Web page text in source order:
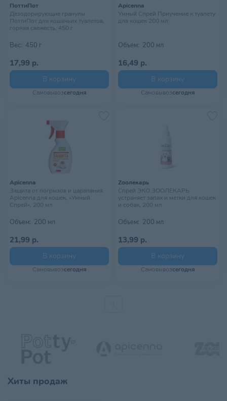
ПоттиПот
Дезодорирующие гранулы
ПоттиПот для кошачьих туалетов,
горная свежесть, 450 г
Вес: 450 г
17,99 р.
В корзину
Самовывозсегодня
Apicenna
Умный Спрей Приучение к туалету
для кошек 200 мл
Объем: 200 мл
16,49 р.
В корзину
Самовывозсегодня
Apicenna
Защита от погрызов и царапания
Apicenna для кошек, «Умный
Спрей», 200 мл
Объем: 200 мл
21,99 р.
В корзину
Самовывозсегодня
Zooлекарь
Спрей ЭКО ЗООЛЕКАРЬ
устраняет запах и метки для кошек
и собак, 200 мл
Объем: 200 мл
13,99 р.
В корзину
Самовывозсегодня
Хиты продаж